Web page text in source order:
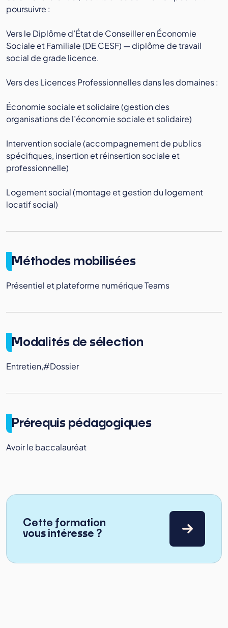
poursuivre :
Vers le Diplôme d’État de Conseiller en Économie
Sociale et Familiale (DE CESF) — diplôme de travail
social de grade licence.
Vers des Licences Professionnelles dans les domaines :
Économie sociale et solidaire (gestion des
organisations de l’économie sociale et solidaire)
Intervention sociale (accompagnement de publics
spécifiques, insertion et réinsertion sociale et
professionnelle)
Logement social (montage et gestion du logement
locatif social)
Méthodes mobilisées
Présentiel et plateforme numérique Teams
Modalités de sélection
Entretien,#Dossier
Prérequis pédagogiques
Avoir le baccalauréat
Cette formation
vous intéresse ?